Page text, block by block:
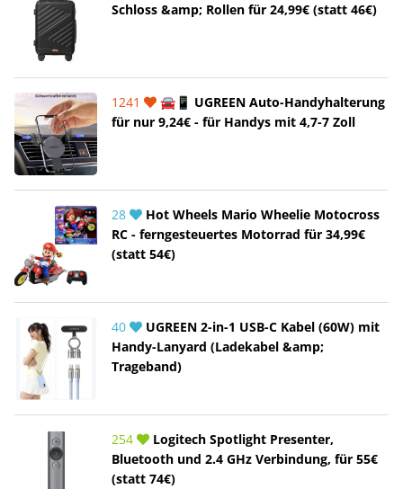
Schloss &amp; Rollen für 24,99€ (statt 46€)
1241
🚘📱 UGREEN Auto-Handyhalterung
für nur 9,24€ - für Handys mit 4,7-7 Zoll
28
Hot Wheels Mario Wheelie Motocross
RC - ferngesteuertes Motorrad für 34,99€
(statt 54€)
40
UGREEN 2-in-1 USB-C Kabel (60W) mit
Handy-Lanyard (Ladekabel &amp;
Trageband)
254
Logitech Spotlight Presenter,
Bluetooth und 2.4 GHz Verbindung, für 55€
(statt 74€)